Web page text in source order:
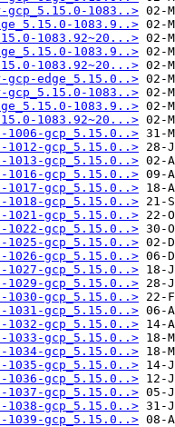
1083..>
1083.9..>
1083.92~20...>
1083.9..>
1083.92~20...>
edge_5.15.0..>
1083..>
1083.9..>
1083.92~20...>
gcp_5.15.0..>
gcp_5.15.0..>
gcp_5.15.0..>
gcp_5.15.0..>
gcp_5.15.0..>
gcp_5.15.0..>
gcp_5.15.0..>
gcp_5.15.0..>
gcp_5.15.0..>
gcp_5.15.0..>
gcp_5.15.0..>
gcp_5.15.0..>
gcp_5.15.0..>
gcp_5.15.0..>
gcp_5.15.0..>
gcp_5.15.0..>
gcp_5.15.0..>
gcp_5.15.0..>
gcp_5.15.0..>
gcp_5.15.0..>
gcp_5.15.0..>
gcp_5.15.0..>